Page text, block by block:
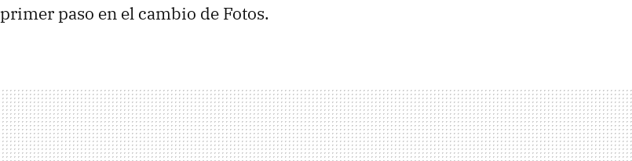
paso en el cambio de Fotos.